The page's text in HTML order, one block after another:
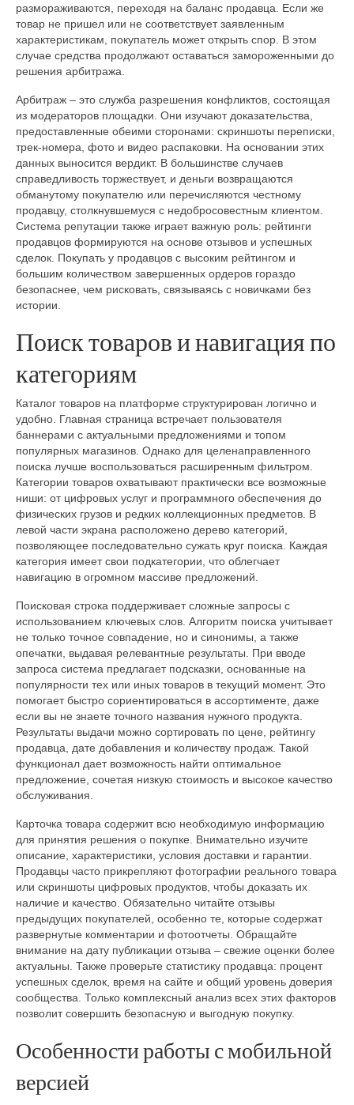
размораживаются, переходя на баланс продавца. Если же
товар не пришел или не соответствует заявленным
характеристикам, покупатель может открыть спор. В этом
случае средства продолжают оставаться замороженными до
решения арбитража.
Арбитраж – это служба разрешения конфликтов, состоящая
из модераторов площадки. Они изучают доказательства,
предоставленные обеими сторонами: скриншоты переписки,
трек-номера, фото и видео распаковки. На основании этих
данных выносится вердикт. В большинстве случаев
справедливость торжествует, и деньги возвращаются
обманутому покупателю или перечисляются честному
продавцу, столкнувшемуся с недобросовестным клиентом.
Система репутации также играет важную роль: рейтинги
продавцов формируются на основе отзывов и успешных
сделок. Покупать у продавцов с высоким рейтингом и
большим количеством завершенных ордеров гораздо
безопаснее, чем рисковать, связываясь с новичками без
истории.
Поиск товаров и навигация по
категориям
Каталог товаров на платформе структурирован логично и
удобно. Главная страница встречает пользователя
баннерами с актуальными предложениями и топом
популярных магазинов. Однако для целенаправленного
поиска лучше воспользоваться расширенным фильтром.
Категории товаров охватывают практически все возможные
ниши: от цифровых услуг и программного обеспечения до
физических грузов и редких коллекционных предметов. В
левой части экрана расположено дерево категорий,
позволяющее последовательно сужать круг поиска. Каждая
категория имеет свои подкатегории, что облегчает
навигацию в огромном массиве предложений.
Поисковая строка поддерживает сложные запросы с
использованием ключевых слов. Алгоритм поиска учитывает
не только точное совпадение, но и синонимы, а также
опечатки, выдавая релевантные результаты. При вводе
запроса система предлагает подсказки, основанные на
популярности тех или иных товаров в текущий момент. Это
помогает быстро сориентироваться в ассортименте, даже
если вы не знаете точного названия нужного продукта.
Результаты выдачи можно сортировать по цене, рейтингу
продавца, дате добавления и количеству продаж. Такой
функционал дает возможность найти оптимальное
предложение, сочетая низкую стоимость и высокое качество
обслуживания.
Карточка товара содержит всю необходимую информацию
для принятия решения о покупке. Внимательно изучите
описание, характеристики, условия доставки и гарантии.
Продавцы часто прикрепляют фотографии реального товара
или скриншоты цифровых продуктов, чтобы доказать их
наличие и качество. Обязательно читайте отзывы
предыдущих покупателей, особенно те, которые содержат
развернутые комментарии и фотоотчеты. Обращайте
внимание на дату публикации отзыва – свежие оценки более
актуальны. Также проверьте статистику продавца: процент
успешных сделок, время на сайте и общий уровень доверия
сообщества. Только комплексный анализ всех этих факторов
позволит совершить безопасную и выгодную покупку.
Особенности работы с мобильной
версией